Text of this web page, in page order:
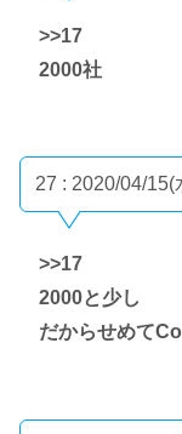
>>17
2000社
27 : 2020/04/15(
>>17
2000と少し
だからせめて